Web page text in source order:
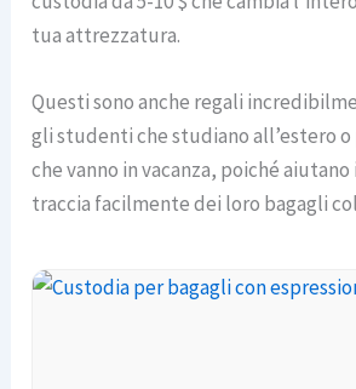
tua attrezzatura.
Questi sono anche regali
gli studenti che studiano all’estero
che vanno in vacanza, poiché
traccia facilmente dei loro bagagli